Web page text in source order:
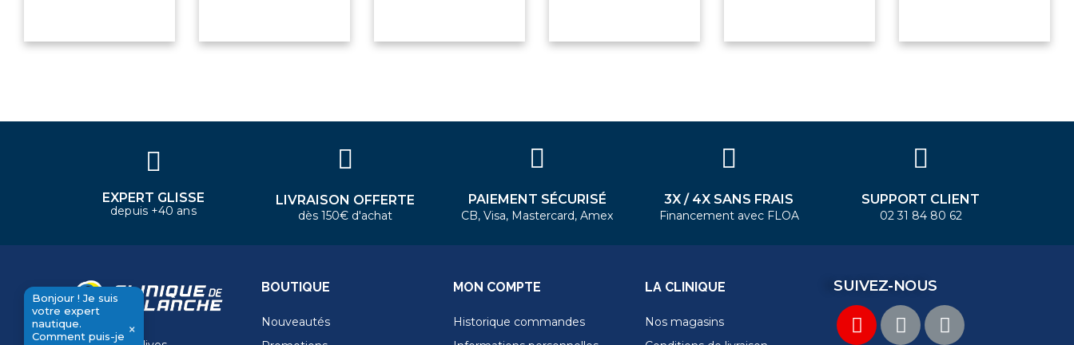
Bonjour ! Je suis votre expert
Bonjour ! Je suis
votre expert
nautique.
Comment puis-je ×
EXPERT GLISSE
depuis +40 ans
LIVRAISON OFFERTE
dès 150€ d'achat
PAIEMENT SÉCURISÉ
CB, Visa, Mastercard, Amex
3X / 4X SANS FRAIS
Financement avec FLOA
SUPPORT CLIENT
02 31 84 80 62
BOUTIQUE
Nouveautés
MON COMPTE
Historique commandes
LA CLINIQUE
Nos magasins
SUIVEZ-NOUS